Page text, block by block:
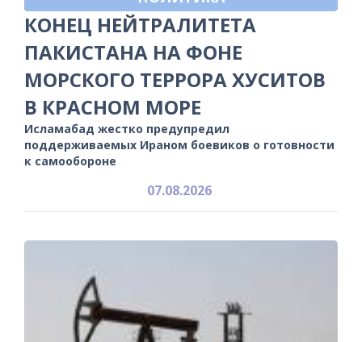
КОНЕЦ НЕЙТРАЛИТЕТА
ПАКИСТАНА НА ФОНЕ
МОРСКОГО ТЕРРОРА ХУСИТОВ
В КРАСНОМ МОРЕ
Исламабад жестко предупредил
поддерживаемых Ираном боевиков о готовности
к самообороне
07.08.2026